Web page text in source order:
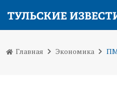
Главная Экономика